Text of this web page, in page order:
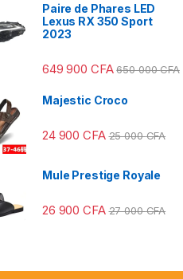
Paire de Phares LED
Lexus RX 350 Sport
2023
649 900 CFA 650 000CFA
Majestic Croco
24 900CFA 25 000CFA
Mule Prestige Royale
26 900CFA 27 000CFA